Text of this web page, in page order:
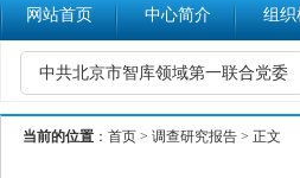
网站首页 中心简介 组织
中共北京市智库领域第一联合党委
当前的位置 ： 首页 > 调查研究报告 > 正文